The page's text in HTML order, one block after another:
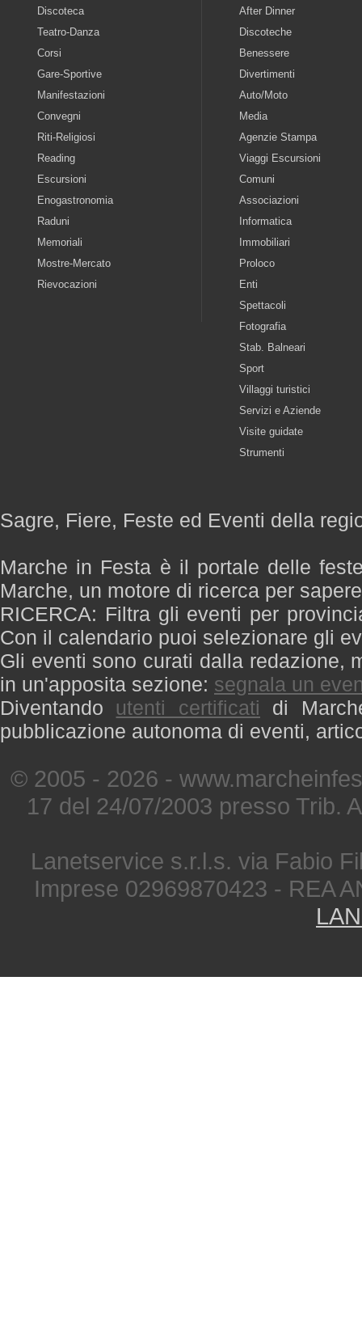
Discoteca
Teatro-Danza
Corsi
Gare-Sportive
Manifestazioni
Convegni
Riti-Religiosi
Reading
Escursioni
Enogastronomia
Raduni
Memoriali
Mostre-Mercato
Rievocazioni
After Dinner
Discoteche
Benessere
Divertimenti
Auto/Moto
Media
Agenzie Stampa
Viaggi Escursioni
Comuni
Associazioni
Informatica
Immobiliari
Proloco
Enti
Spettacoli
Fotografia
Stab. Balneari
Sport
Villaggi turistici
Servizi e Aziende
Visite guidate
Strumenti
Sagre, Fiere, Feste ed Eventi della
Marche in Festa è il portale delle
Marche, un motore di ricerca per
RICERCA: Filtra gli eventi per
Con il calendario puoi selezionare gli
Gli eventi sono curati dalla redazione,
in un'apposita sezione: segnala un
Diventando utenti certificati di
pubblicazione autonoma di eventi,
© 2005 - 2026 -
17 del 24/07/2003 presso Trib.
Lanetservice s.r.l.s. via Fabio
Imprese 02969870423 - REA